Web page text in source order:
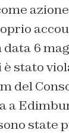
6
è stato
del
a
state